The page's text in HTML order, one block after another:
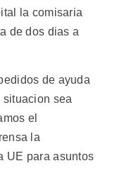
la comisaria
de dos dias a
de ayuda
sea
el
la
UE para asuntos